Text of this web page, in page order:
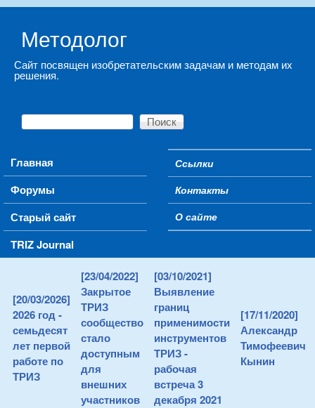
Методолог
Сайт посвящен изобретательским задачам и методам их
решения.
Форма поиска
Поиск
Main menu
Главная
Форумы
Старый сайт
TRIZ Journal
Secondary menu
Ссылки
Контакты
О сайте
[20/03/2026]
2026 год -
семьдесят
лет первой
работе по
ТРИЗ
[23/04/2022]
Закрытое
ТРИЗ
сообщество
стало
доступным
для
внешних
участников
[03/10/2021]
Выявление
границ
применимости
инструментов
ТРИЗ -
рабочая
встреча 3
декабря 2021
[17/11/2020]
Александр
Тимофеевич
Кынин